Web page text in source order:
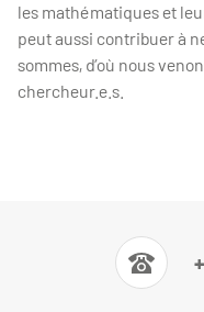
les mathématiques et
peut aussi contribuer à
sommes, d’où nous
chercheur.e.s.